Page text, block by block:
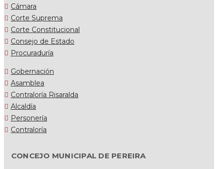
Cámara
Corte Suprema
Corte Constitucional
Consejo de Estado
Procuraduría
Gobernación
Asamblea
Contraloría Risaralda
Alcaldía
Personería
Contraloría
CONCEJO MUNICIPAL DE PEREIRA